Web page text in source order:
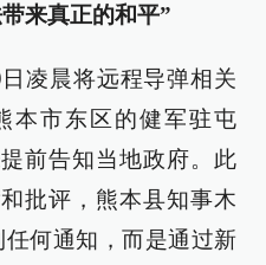
来真正的和平”
凌晨将远程导弹相关
本市东区的健军驻屯
前告知当地政府。此
批评，熊本县知事木
何通知，而是通过新